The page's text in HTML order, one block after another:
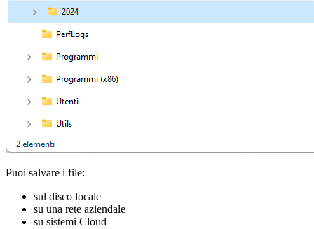
Puoi salvare i file:
sul disco locale
su una rete aziendale
su sistemi Cloud